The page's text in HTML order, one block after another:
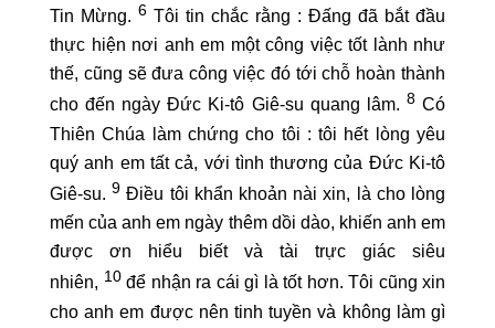
Tin Mừng. 6 Tôi tin chắc rằng : Đấng đã bắt đầu
thực hiện nơi anh em một công việc tốt lành như
thế, cũng sẽ đưa công việc đó tới chỗ hoàn thành
cho đến ngày Đức Ki-tô Giê-su quang lâm. 8Có
Thiên Chúa làm chứng cho tôi : tôi hết lòng yêu
quý anh em tất cả, với tình thương của Đức Ki-tô
Giê-su.9 Điều tôi khẩn khoản nài xin, là cho lòng
mến của anh em ngày thêm dồi dào, khiến anh em
được ơn hiểu biết và tài trực giác siêu
nhiên, 10để nhận ra cái gì là tốt hơn. Tôi cũng xin
cho anh em được nên tinh tuyền và không làm gì